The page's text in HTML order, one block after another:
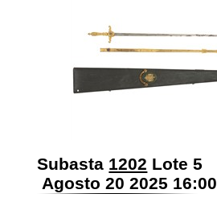
Subasta 1202 Lote 5
Agosto 20 2025 16:00